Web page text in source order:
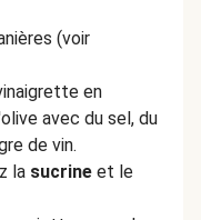
(voir
en
avec du sel, du
de vin.
la sucrine et le